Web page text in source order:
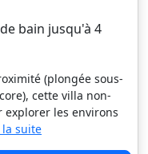
bain jusqu'à 4
(plongée sous-
cette villa non-
les environs
suite